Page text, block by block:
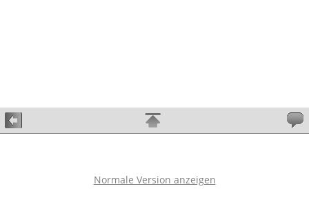
Normale Version anzeigen